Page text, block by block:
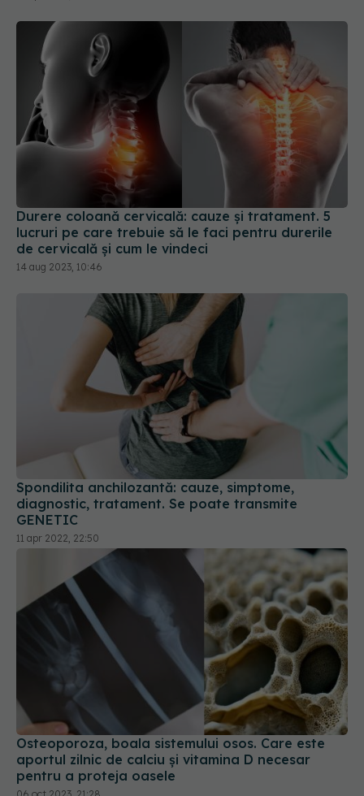
Durere coloană cervicală: cauze și tratament. 5
lucruri pe care trebuie să le faci pentru durerile
de cervicală și cum le vindeci
14 aug 2023, 10:46
Spondilita anchilozantă: cauze, simptome,
diagnostic, tratament. Se poate transmite
GENETIC
11 apr 2022, 22:50
Osteoporoza, boala sistemului osos. Care este
aportul zilnic de calciu și vitamina D necesar
pentru a proteja oasele